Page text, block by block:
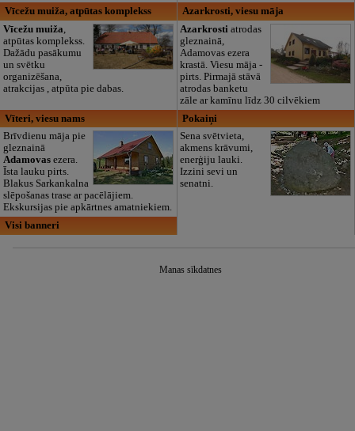
Vīcežu muiža, atpūtas komplekss
Vīcežu muiža,
atpūtas komplekss.
Dažādu pasākumu
un svētku
organizēšana,
atrakcijas , atpūta pie dabas.
Azarkrosti, viesu māja
Azarkrosti atrodas
gleznainā,
Adamovas ezera
krastā. Viesu māja -
pirts. Pirmajā stāvā
atrodas banketu
zāle ar kamīnu līdz 30 cilvēkiem
Vīteri, viesu nams
Brīvdienu māja pie
gleznainā
Adamovasezera.
Īsta lauku pirts.
Blakus Sarkankalna
slēpošanas trase ar pacēlājiem.
Ekskursijas pie apkārtnes amatniekiem.
Pokaiņi
Sena svētvieta,
akmens krāvumi,
enerģiju lauki.
Izzini sevi un
senatni.
Visi banneri
Manas sīkdatnes